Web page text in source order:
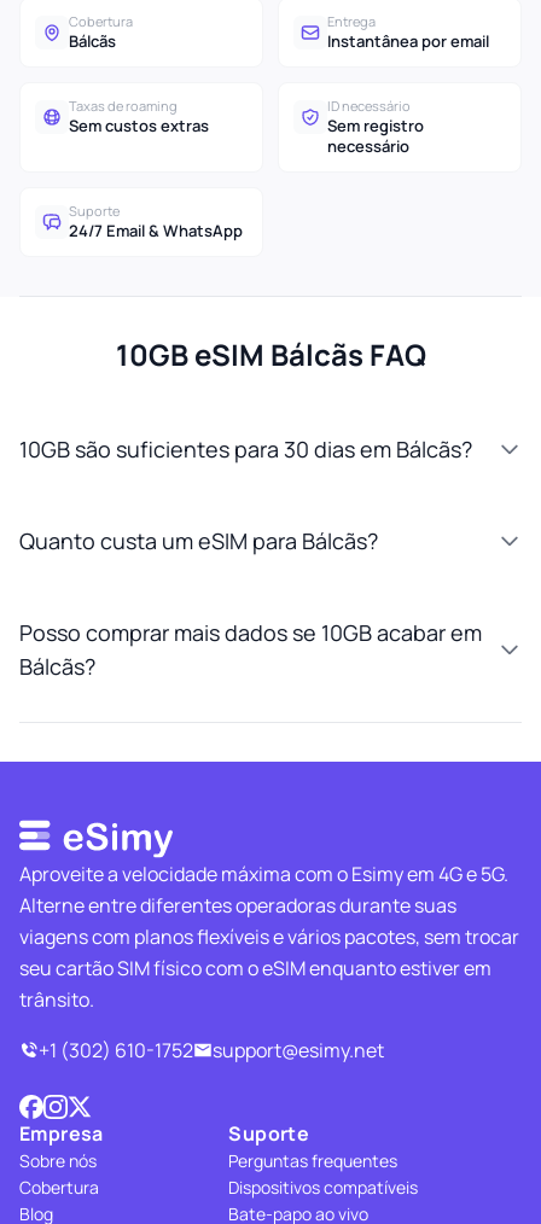
Cobertura
Bálcãs
Entrega
Instantânea por email
Taxas de roaming
Sem custos extras
ID necessário
Sem registro
necessário
Suporte
24/7 Email & WhatsApp
10GB eSIM Bálcãs FAQ
10GB são suficientes para 30 dias em Bálcãs?
Quanto custa um eSIM para Bálcãs?
Posso comprar mais dados se 10GB acabar em
Bálcãs?
Aproveite a velocidade máxima com o Esimy em 4G e 5G.
Alterne entre diferentes operadoras durante suas
viagens com planos flexíveis e vários pacotes, sem trocar
seu cartão SIM físico com o eSIM enquanto estiver em
trânsito.
+1 (302) 610-1752
support@esimy.net
Empresa
Sobre nós
Cobertura
Blog
Suporte
Perguntas frequentes
Dispositivos compatíveis
Bate-papo ao vivo